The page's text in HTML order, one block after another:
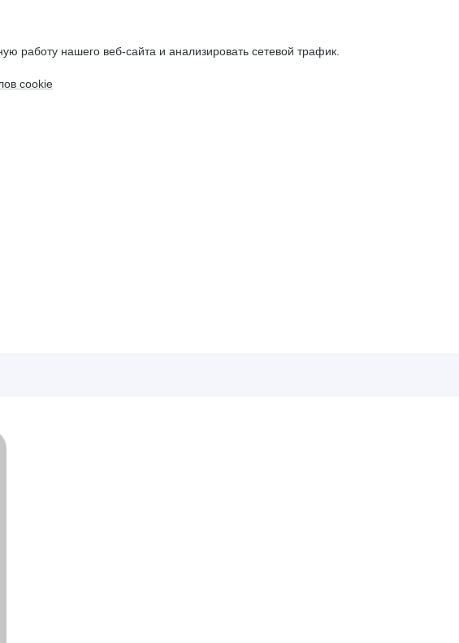
работу нашего веб-сайта и анализировать сетевой трафик.
cookie